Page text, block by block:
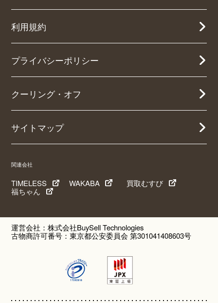
利用規約
プライバシーポリシー
クーリング・オフ
サイトマップ
関連会社
TIMELESS WAKABA
買取むすび
福ちゃん
運営会社：株式会社BuySell Technologies
古物商許可番号：東京都公安委員会 第301041408603号